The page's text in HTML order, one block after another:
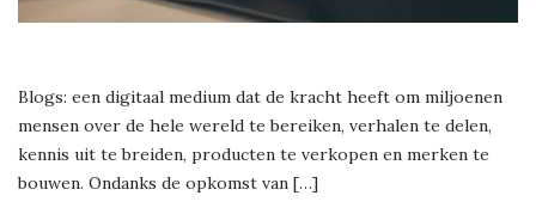
Blogs: een digitaal medium dat de kracht heeft om miljoenen
mensen over de hele wereld te bereiken, verhalen te delen,
kennis uit te breiden, producten te verkopen en merken te
bouwen. Ondanks de opkomst van […]